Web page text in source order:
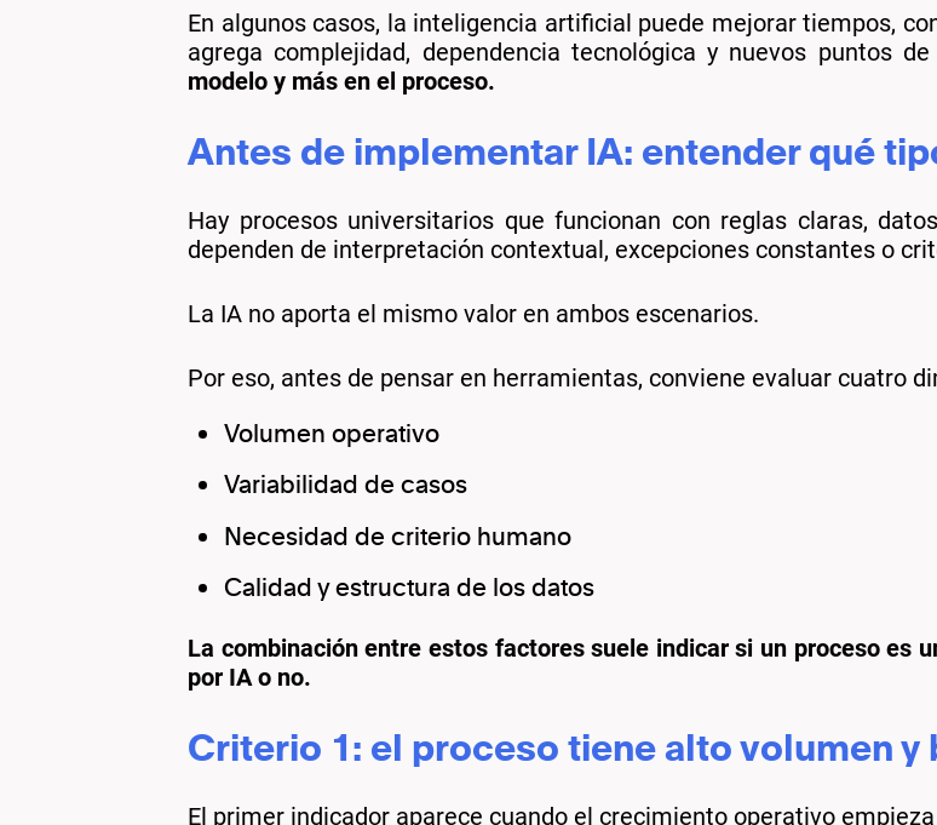
En algunos casos, la inteligencia artificial puede mejorar tiempos,
agrega complejidad, dependencia tecnológica y nuevos puntos
modelo y más en el proceso.
Antes de implementar IA: entender qué
Hay procesos universitarios que funcionan con reglas claras,
dependen de interpretación contextual, excepciones constantes o
La IA no aporta el mismo valor en ambos escenarios.
Por eso, antes de pensar en herramientas, conviene evaluar cuatro
Volumen operativo
Variabilidad de casos
Necesidad de criterio humano
Calidad y estructura de los datos
La combinación entre estos factores suele indicar si un proceso es
por IA o no.
Criterio 1: el proceso tiene alto volumen y
El primer indicador aparece cuando el crecimiento operativo